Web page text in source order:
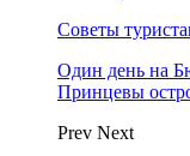
Советы
Один день на
Принцевы
Prev Next